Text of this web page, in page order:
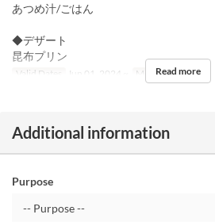
あつめ汁/ごはん
◆デザート
昆布プリン
Valid Dates Jun 01, 2024 ~ Meals Lunch
Read more
Additional information
Purpose